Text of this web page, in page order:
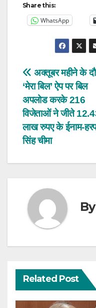
Share this:
WhatsApp
Post
navigation
अक्तूबर महीने के
‘मेरा बिल’ ऐप पर बिल
अपलोड करके 216
विजेताओं ने जीते
लाख रुपए के ईनाम-
सिंह चीमा
By
Related Post